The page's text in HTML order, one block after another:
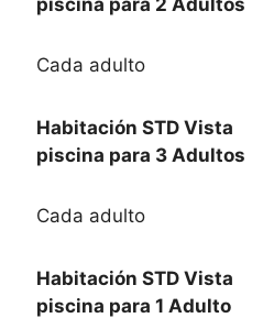
Cada adulto
Habitación STD Vista
piscina para 3 Adultos
Cada adulto
Habitación STD Vista
piscina para 1 Adulto